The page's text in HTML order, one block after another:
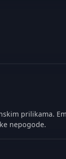
prilikama.
nepogode.